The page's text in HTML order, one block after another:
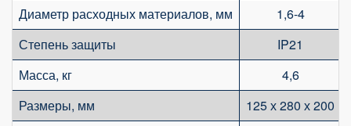
Диаметр расходных материалов, мм
1,6-4
Степень защиты
IP21
Масса, кг
4,6
Размеры, мм
125 х 280 х 200